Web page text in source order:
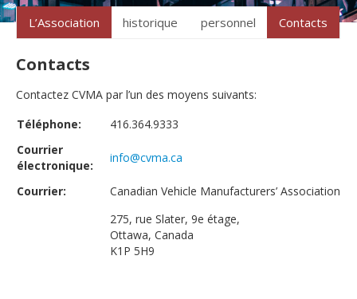
L’Association historique personnel Contacts
Contacts
Contactez CVMA par l’un des moyens suivants:
Téléphone:
416.364.9333
Courrier
électronique:
info@cvma.ca
Courrier:
Canadian Vehicle Manufacturers’ Association
275, rue Slater, 9e étage,
Ottawa, Canada
K1P 5H9